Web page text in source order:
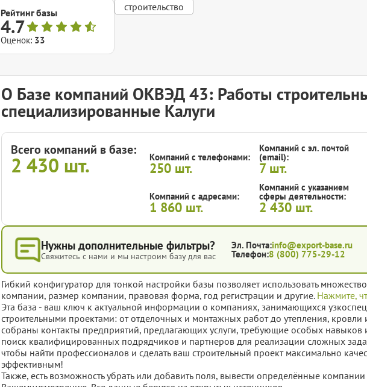
Рейтинг базы
4.7
Оценок: 33
строительство
О Базе компаний ОКВЭД 43: Работы
специализированные Калуги
Всего компаний в базе:
2 430 шт. Компаний с телефонами:
250 шт.
Компаний с эл. почтой
(email):
7 шт.
Компаний с адресами:
1 860 шт.
Компаний с указанием
сферы деятельности:
2 430 шт.
Нужны дополнительные фильтры?
Свяжитесь с нами и мы настроим базу для вас
Эл. Почта:info@export-base.ru
Телефон:8 (800) 775-29-12
Гибкий конфигуратор для тонкой настройки базы позволяет использовать
компании, размер компании, правовая форма, год регистрации и другие. Нажмите,
Эта база - ваш ключ к актуальной информации о компаниях, занимающихся
строительными проектами: от отделочных и монтажных работ до утепления,
собраны контакты предприятий, предлагающих услуги, требующие особых навыков
поиск квалифицированных подрядчиков и партнеров для реализации сложных
чтобы найти профессионалов и сделать ваш строительный проект максимально
эффективным!
Также, есть возможность убрать или добавить поля, вывести определённые